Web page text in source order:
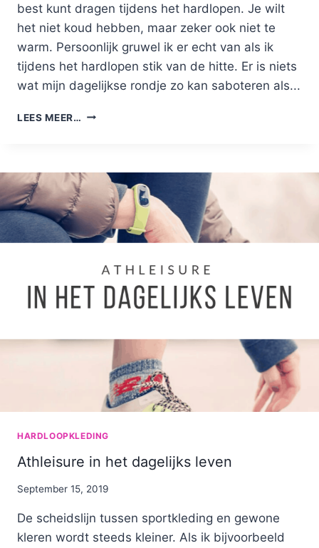
best kunt dragen tijdens het hardlopen. Je wilt
het niet koud hebben, maar zeker ook niet te
warm. Persoonlijk gruwel ik er echt van als ik
tijdens het hardlopen stik van de hitte. Er is niets
wat mijn dagelijkse rondje zo kan saboteren als...
LEES MEER… WAT
GRATIS
TOOL!
HARDLOOPKLEDING
Athleisure in het dagelijks leven
By
September 15, 2019
De scheidslijn tussen sportkleding en gewone
kleren wordt steeds kleiner. Als ik bijvoorbeeld